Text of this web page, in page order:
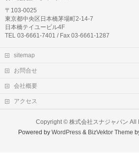
〒103-0025
東京都中央区日本橋茅場町2-14-7
日本橋テイユービル4F
TEL 03-6661-7401 / Fax 03-6661-1287
sitemap
お問合せ
会社概要
アクセス
Copyright © 株式会社スナジャパン All
Powered byWordPress & BizVektor Theme